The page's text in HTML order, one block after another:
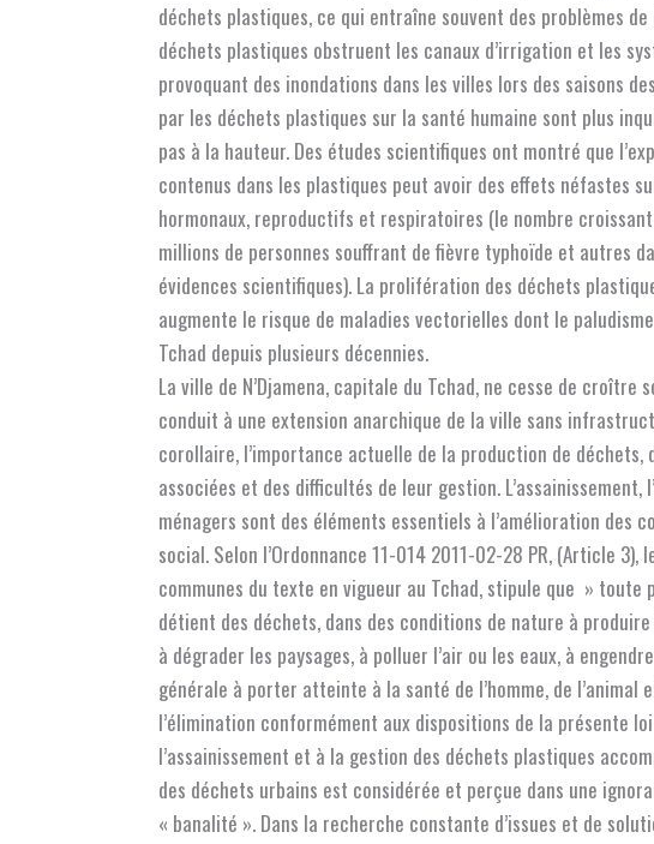
déchets plastiques, ce qui entraîne souvent des problèmes
déchets plastiques obstruent les canaux d’irrigation et les
provoquant des inondations dans les villes lors des saisons
par les déchets plastiques sur la santé humaine sont plus
pas à la hauteur. Des études scientifiques ont montré que
contenus dans les plastiques peut avoir des effets néfastes
hormonaux, reproductifs et respiratoires (le nombre
millions de personnes souffrant de fièvre typhoïde et autres
évidences scientifiques). La prolifération des déchets
augmente le risque de maladies vectorielles dont le
Tchad depuis plusieurs décennies.
La ville de N’Djamena, capitale du Tchad, ne cesse de
conduit à une extension anarchique de la ville sans
corollaire, l’importance actuelle de la production de
associées et des difficultés de leur gestion.
ménagers sont des éléments essentiels à l’amélioration des
social. Selon l’Ordonnance 11-014 2011-02-28 PR, (Article 3),
communes du texte en vigueur au Tchad, stipule que » toute
détient des déchets, dans des conditions de nature à
à dégrader les paysages, à polluer l’air ou les eaux, à
générale à porter atteinte à la santé de l’homme, de l’animal
l’élimination conformément aux dispositions de la présente
l’assainissement et à la gestion des déchets plastiques
des déchets urbains est considérée et perçue dans une
« banalité ». Dans la recherche constante d’issues et de